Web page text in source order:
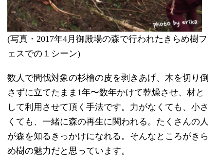
(写真・2017年4月御殿場の森で行われたきらめ樹フ
ェスでの１シーン)
数人で間伐対象の杉檜の皮を剥きあげ、木を切り倒
さずに立てたまま1年〜数年かけて乾燥させ、材と
して利用させて頂く手法です。力がなくても、小さ
くても、一緒に森の再生に関われる。たくさんの人
が森を知るきっかけになれる。そんなところがきら
め樹の魅力だと思っています。